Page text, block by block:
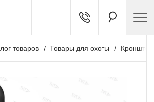
товаров Товары для охоты